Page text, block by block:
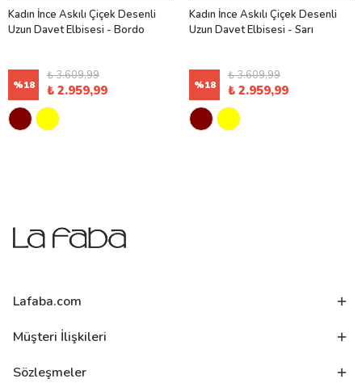
Kadın İnce Askılı Çiçek Desenli
Uzun Davet Elbisesi - Bordo
%18
₺ 3.609,99
₺ 2.959,99
Kadın İnce Askılı Çiçek Desenli
Uzun Davet Elbisesi - Sarı
%18
₺ 3.609,99
₺ 2.959,99
Lafaba.com
Müşteri İlişkileri
Sözleşmeler